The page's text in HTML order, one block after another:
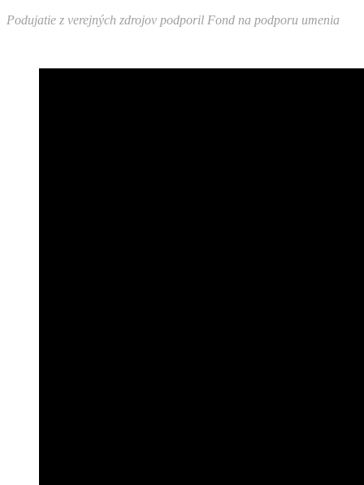
Podujatie z verejných zdrojov podporil Fond na podporu umenia